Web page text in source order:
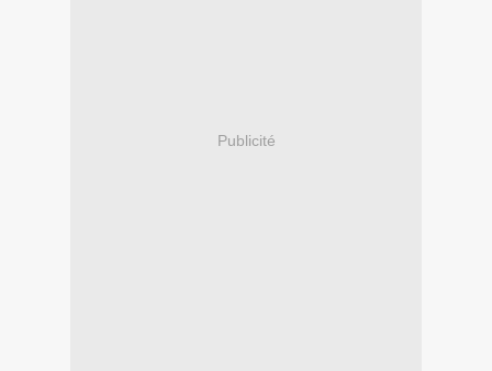
Publicité